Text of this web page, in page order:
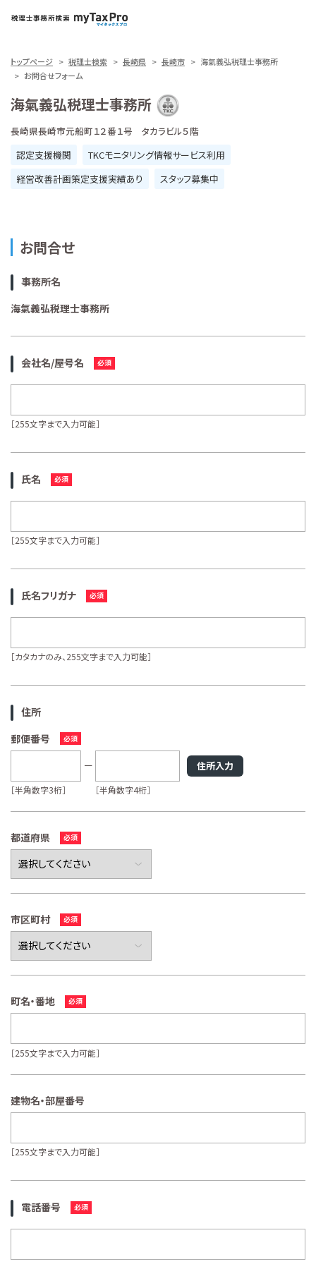
トップページ 税理士検索 長崎県 長崎市
海氣義弘税理士事務所
お問合せフォーム
海氣義弘税理士事務所
長崎県長崎市元船町１２番１号 タカラビル５階
認定支援機関
TKCモニタリング情報サービス利用
経営改善計画策定支援実績あり
スタッフ募集中
お問合せ
事務所名
海氣義弘税理士事務所
会社名/屋号名
［255文字まで入力可能］
氏名
［255文字まで入力可能］
氏名フリガナ
［カタカナのみ、255文字まで入力可能］
住所
郵便番号
［半角数字3桁］ ［半角数字4桁］
住所入力
都道府県
市区町村
町名・番地
［255文字まで入力可能］
建物名・部屋番号
［255文字まで入力可能］
電話番号